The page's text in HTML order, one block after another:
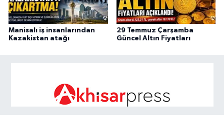
Manisalı iş insanlarından
Kazakistan atağı
29 Temmuz Çarşamba
Güncel Altın Fiyatları